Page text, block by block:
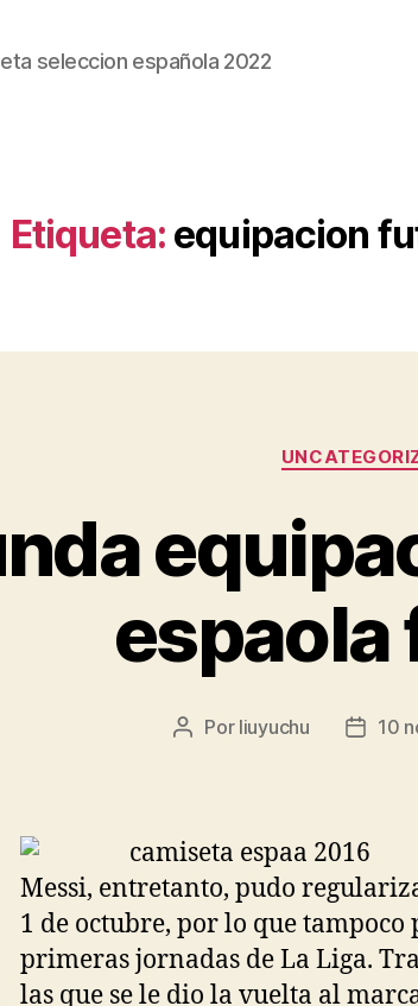
seleccion española 2022
Etiqueta: equipacion
Autor
Por liuyuchu
Fecha
10
Messi, entretanto, pudo
1 de octubre, por lo que
primeras jornadas de La Liga.
las que se le dio la vuelta al